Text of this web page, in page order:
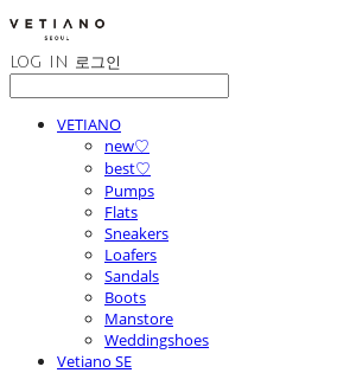
LOG IN 로그인
VETIANO
new♡
best♡
Pumps
Flats
Sneakers
Loafers
Sandals
Boots
Manstore
Weddingshoes
Vetiano SE